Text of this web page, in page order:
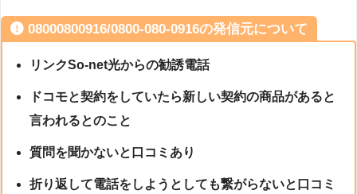
08000800916/0800-080-0916の発信元について
リンクSo-net光からの勧誘電話
ドコモと契約をしていたら新しい契約の商品があると
言われるとのこと
質問を聞かないと口コミあり
折り返して電話をしようとしても繋がらないと口コミ